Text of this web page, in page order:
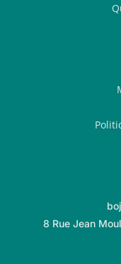
8 Rue Jean